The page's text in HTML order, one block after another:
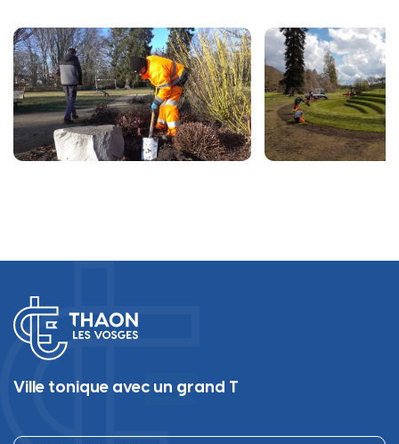
Ville tonique avec un grand T